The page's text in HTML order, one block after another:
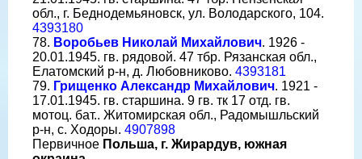
обл., г. Беднодемьяновск, ул. Володарского, 104.
4393180
78. Воробьев Николай Михайлович. 1926 -
20.01.1945. гв. рядовой. 47 тбр. Рязанская обл.,
Елатомский р-н, д. Любовниково. 4393181
79. Грищенко Александр Михайлович. 1921 -
17.01.1945. гв. старшина. 9 гв. тк 17 отд. гв.
мотоц. бат.. Житомирская обл., Радомышльский
р-н, с. Ходоры. 4907898
Первичное Польша, г. Жирардув, южная